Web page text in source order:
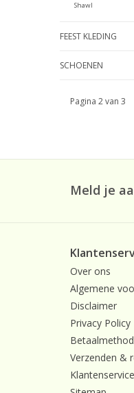
Shawl
FEEST KLEDING
SCHOENEN
Pagina 2 van 3
Meld je
Over ons
Algemene
Disclaimer
Privacy Policy
Verzenden &
Klantenservice